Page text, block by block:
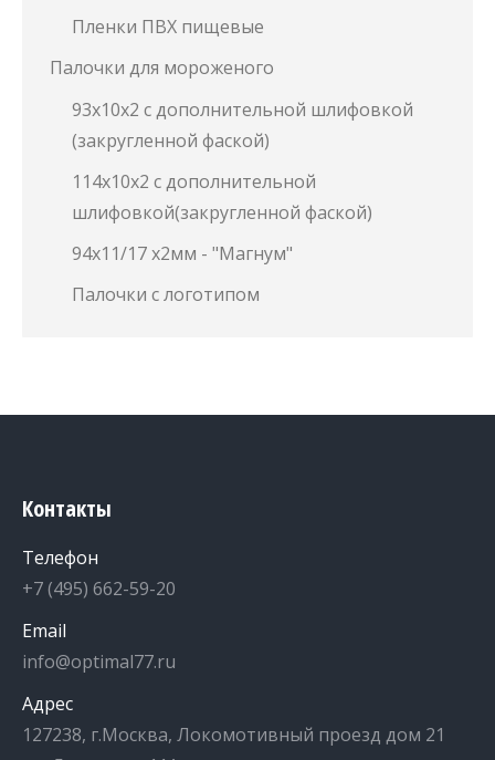
Пленки ПВХ пищевые
Палочки для мороженого
93х10х2 с дополнительной шлифовкой
(закругленной фаской)
114х10х2 с дополнительной
шлифовкой(закругленной фаской)
94х11/17 х2мм - "Магнум"
Палочки с логотипом
Контакты
Телефон
+7 (495) 662-59-20
Email
info@optimal77.ru
Адрес
127238, г.Москва, Локомотивный проезд дом 21